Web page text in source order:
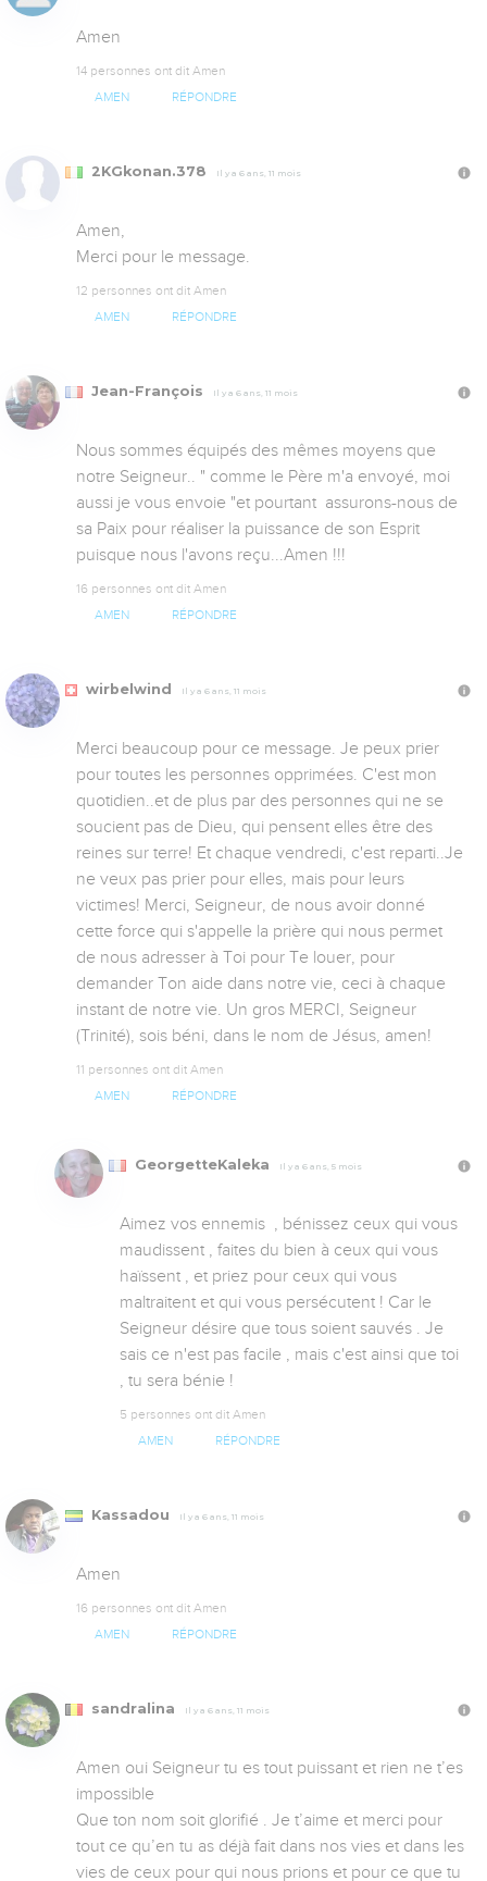
Amen
14 personnes ont dit Amen
AMEN RÉPONDRE
2KGkonan.378 Il y a 6 ans, 11 mois
Amen,
Merci pour le message.
12 personnes ont dit Amen
AMEN RÉPONDRE
Jean-François Il y a 6 ans, 11 mois
Nous sommes équipés des mêmes moyens que
notre Seigneur.. " comme le Père m'a envoyé, moi
aussi je vous envoie "et pourtant  assurons-nous de
sa Paix pour réaliser la puissance de son Esprit
puisque nous l'avons reçu...Amen !!!
16 personnes ont dit Amen
AMEN RÉPONDRE
wirbelwind Il y a 6 ans, 11 mois
Merci beaucoup pour ce message. Je peux prier
pour toutes les personnes opprimées. C'est mon
quotidien..et de plus par des personnes qui ne se
soucient pas de Dieu, qui pensent elles être des
reines sur terre! Et chaque vendredi, c'est reparti..Je
ne veux pas prier pour elles, mais pour leurs
victimes! Merci, Seigneur, de nous avoir donné
cette force qui s'appelle la prière qui nous permet
de nous adresser à Toi pour Te louer, pour
demander Ton aide dans notre vie, ceci à chaque
instant de notre vie. Un gros MERCI, Seigneur
(Trinité), sois béni, dans le nom de Jésus, amen!
11 personnes ont dit Amen
AMEN RÉPONDRE
GeorgetteKaleka Il y a 6 ans, 5 mois
Aimez vos ennemis  , bénissez ceux qui vous
maudissent , faites du bien à ceux qui vous
haïssent , et priez pour ceux qui vous
maltraitent et qui vous persécutent ! Car le
Seigneur désire que tous soient sauvés . Je
sais ce n'est pas facile , mais c'est ainsi que toi
, tu sera bénie !
5 personnes ont dit Amen
AMEN RÉPONDRE
Kassadou Il y a 6 ans, 11 mois
Amen
16 personnes ont dit Amen
AMEN RÉPONDRE
sandralina Il y a 6 ans, 11 mois
Amen oui Seigneur tu es tout puissant et rien ne t’es
impossible
Que ton nom soit glorifié . Je t’aime et merci pour
tout ce qu’en tu as déjà fait dans nos vies et dans les
vies de ceux pour qui nous prions et pour ce que tu